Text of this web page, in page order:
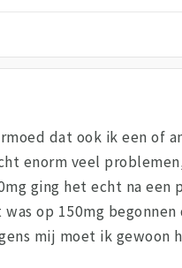
dat ook ik een of
enorm veel
ging het echt na
op 150mg
mij moet ik